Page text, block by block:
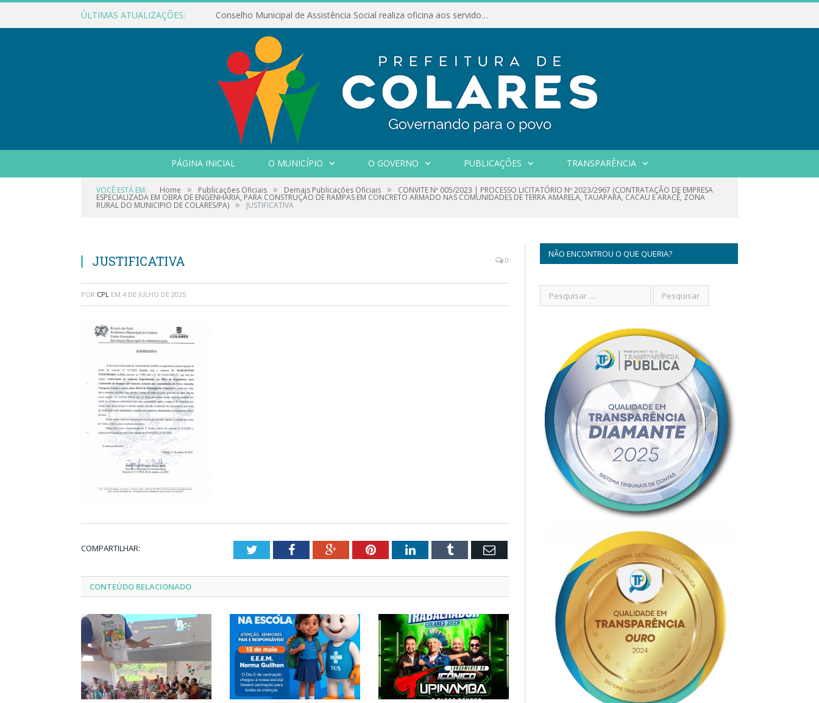
ÚLTIMAS ATUALIZAÇÕES: Conselho Municipal de Assistência Social realiza oficina aos servidores
PÁGINA INICIAL O MUNICÍPIO O GOVERNO PUBLICAÇÕES TRANSPARÊNCIA
VOCÊ ESTÁ EM: Home » Publicações Oficiais » Demais Publicações Oficiais » CONVITE Nº 005/2023 | PROCESSO LICITATÓRIO Nº 2023/2967 (CONTRATAÇÃO DE EMPRESA
ESPECIALIZADA EM OBRA DE ENGENHARIA, PARA CONSTRUÇÃO DE RAMPAS EM CONCRETO ARMADO NAS COMUNIDADES DE TERRA AMARELA, TAUAPARÁ, CACAU E ARACÊ, ZONA
RURAL DO MUNICIPIO DE COLARES/PA) » JUSTIFICATIVA
JUSTIFICATIVA 0
POR CPL EM 4 DE JULHO DE 2025
COMPARTILHAR: TwitterFacebookGoogle+PinterestLinkedInTumblr Email
CONTEÚDO RELACIONADO
NÃO ENCONTROU O QUE QUERIA?